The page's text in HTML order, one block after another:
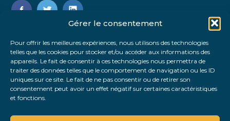
Gérer le consentement
Pour offrir les meilleures expériences, nous utilisons des technologies
telles que les cookies pour stocker et/ou accéder aux informations des
appareils. Le fait de consentir à ces technologies nous permettra de
traiter des données telles que le comportement de navigation ou les ID
uniques sur ce site. Le fait de ne pas consentir ou de retirer son
consentement peut avoir un effet négatif sur certaines caractéristiques
et fonctions.
TwitterLinkedIn